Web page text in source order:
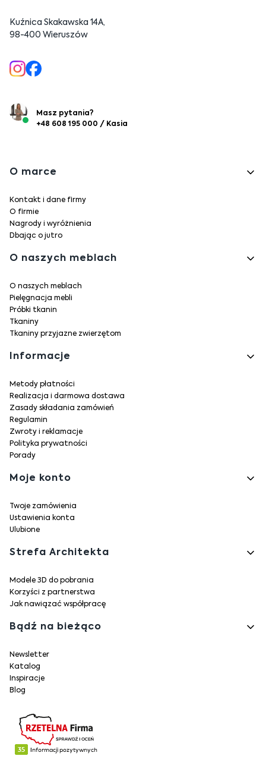
Kuźnica Skakawska 14A,
98-400 Wieruszów
Masz pytania?
+48 608 195 000 / Kasia
Linki w stopce
O marce
Kontakt i dane firmy
O firmie
Nagrody i wyróżnienia
Dbając o jutro
O naszych meblach
O naszych meblach
Pielęgnacja mebli
Próbki tkanin
Tkaniny
Tkaniny przyjazne zwierzętom
Informacje
Metody płatności
Realizacja i darmowa dostawa
Zasady składania zamówień
Regulamin
Zwroty i reklamacje
Polityka prywatności
Porady
Moje konto
Twoje zamówienia
Ustawienia konta
Ulubione
Strefa Architekta
Modele 3D do pobrania
Korzyści z partnerstwa
Jak nawiązać współpracę
Bądź na bieżąco
Newsletter
Katalog
Inspiracje
Blog